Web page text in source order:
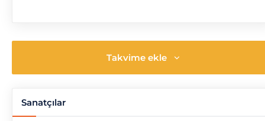
Takvime ekle
Sanatçılar